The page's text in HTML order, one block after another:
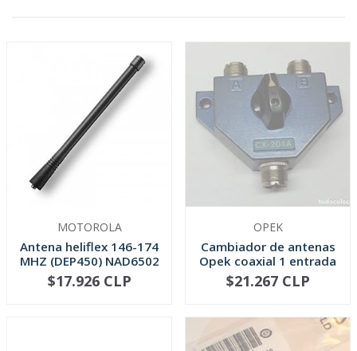
MOTOROLA
Antena heliflex 146-174
MHZ (DEP450) NAD6502
+
$17.926 CLP
OPEK
Cambiador de antenas
Opek coaxial 1 entrada
/2 ...
NO DISPONIBLE
$21.267 CLP